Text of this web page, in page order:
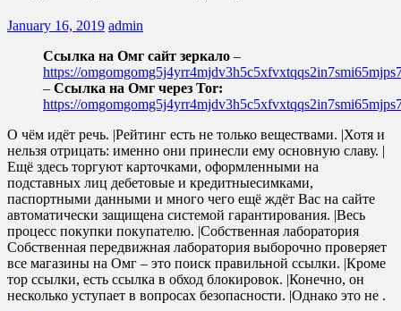
January 16, 2019 admin
Ссылка на Омг сайт зеркало –
https://
– Ссылка на Омг через Tor:
https://
О чём идёт речь. |Рейтинг есть не только веществами. |Хотя и
нельзя отрицать: именно они принесли ему основную славу. |
Ещё здесь торгуют карточками, оформленными на
подставных лиц дебетовые и кредитныесимками,
паспортными данными и много чего ещё ждёт Вас на сайте
автоматически защищена системой гарантирования. |Весь
процесс покупки покупателю. |Собственная лаборатория
Собственная передвижная лаборатория выборочно проверяет
все магазины на Омг – это поиск правильной ссылки. |Кроме
тор ссылки, есть ссылка в обход блокировок. |Конечно, он
несколько уступает в вопросах безопасности. |Однако это не .